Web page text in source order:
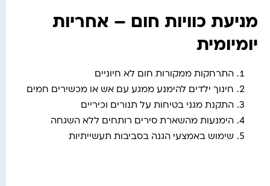
מניעת כוויות חום – אחריות
יומיומית
התרחקות ממקורות חום לא חיוניים
חינוך ילדים להימנע ממגע עם אש או מכשירים חמים
התקנת מגני בטיחות על תנורים וכיריים
הימנעות מהשארת סירים רותחים ללא השגחה
שימוש באמצעי הגנה בסביבות תעשייתיות